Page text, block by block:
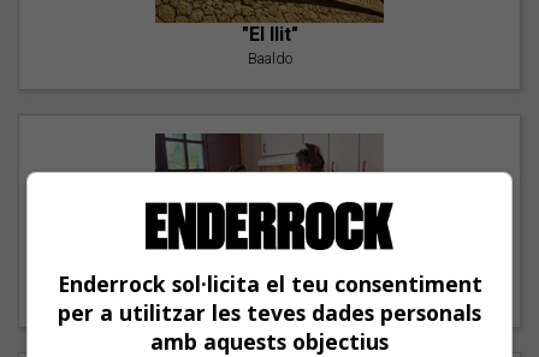
"El llit"
Baaldo
"Lo bueno y lo malo"
Carmen y María
Enderrock sol·licita el teu consentiment
per a utilitzar les teves dades personals
amb aquests objectius